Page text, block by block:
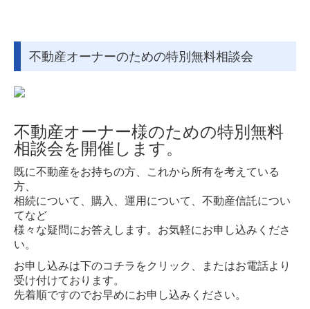
不動産オーナーのための特別無料相談会
不動産オーナー様のための特別無料
相談会を開催します。
既に不動産をお持ちの方、これから所有を考えている
方、
相続について、購入、運用について、不動産信託につい
てなど
様々な疑問にお答えします。お気軽にお申し込みくださ
い。
お申し込みは下のコチラをクリック、またはお電話より
受け付けております。
先着順ですのでお早めにお申し込みください。